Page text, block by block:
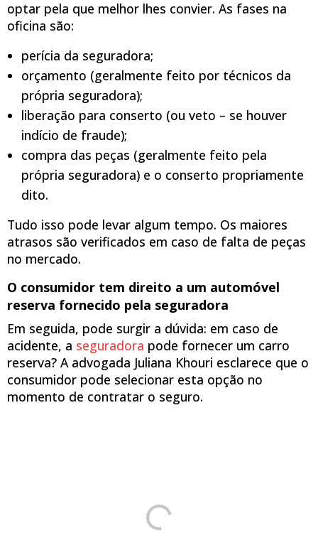
optar pela que melhor lhes convier. As fases na
oficina são:
perícia da seguradora;
orçamento (geralmente feito por técnicos da
própria seguradora);
liberação para conserto (ou veto – se houver
indício de fraude);
compra das peças (geralmente feito pela
própria seguradora) e o conserto propriamente
dito.
Tudo isso pode levar algum tempo. Os maiores
atrasos são verificados em caso de falta de peças
no mercado.
O consumidor tem direito a um automóvel
reserva fornecido pela seguradora
Em seguida, pode surgir a dúvida: em caso de
acidente, a seguradora pode fornecer um carro
reserva? A advogada Juliana Khouri esclarece que o
consumidor pode selecionar esta opção no
momento de contratar o seguro.